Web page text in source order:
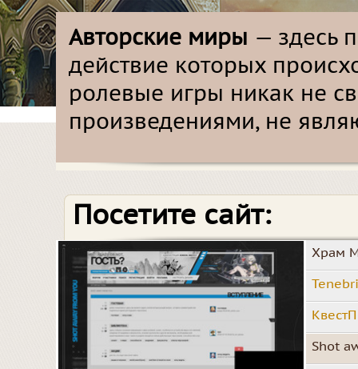
Авторские миры — здесь
действие которых
ролевые игры никак не
произведениями, не
Посетите сайт:
Храм
Shot